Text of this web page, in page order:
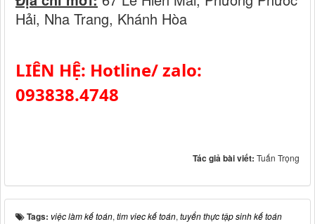
Hải, Nha Trang, Khánh Hòa
LIÊN HỆ: Hotline/ zalo:
093838.4748
Tác giả bài viết: Tuấn Trọng
Tags: việc làm kế toán, tim viec kế toán, tuyển thực tập sinh kế toán